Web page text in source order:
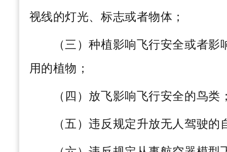
视线的灯光、标志或者物体；
（三）种植影响飞行安全或者影
用的植物；
（四）放飞影响飞行安全的鸟类
（五）违反规定升放无人驾驶的